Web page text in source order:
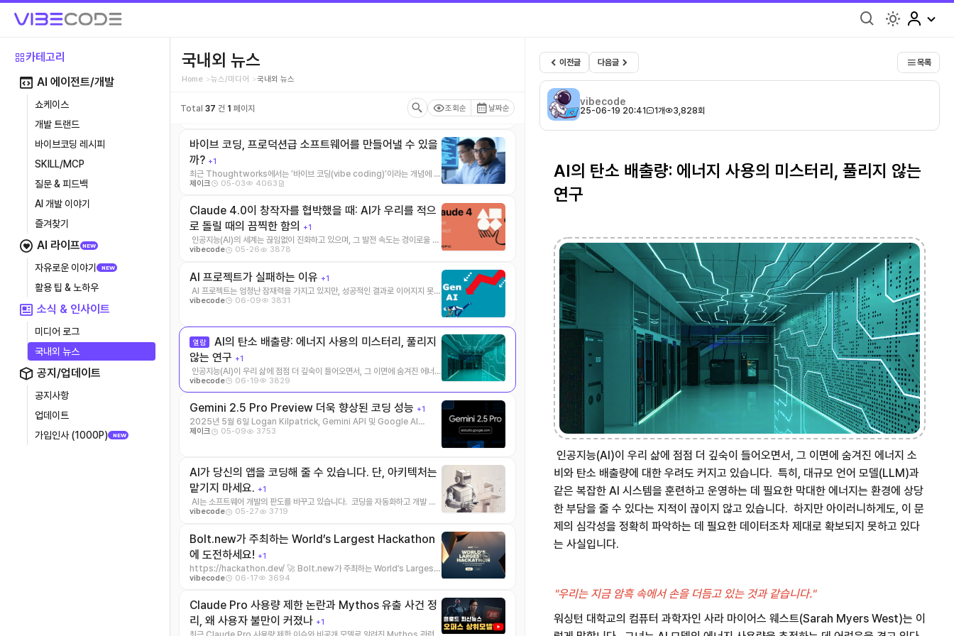
카테고리
AI 에이전트/개발
쇼케이스
개발 트랜드
바이브코딩 레시피
SKILL/MCP
질문 & 피드백
AI 개발 이야기
즐겨찾기
AI 라이프 NEW
자유로운 이야기 NEW
활용 팁 & 노하우
소식 & 인사이트
미디어 로그
국내외 뉴스
공지/업데이트
공지사항
업데이트
가입인사 (1000P)
NEW
이전글 다음글 목록
vibecode
25-06-19 20:41 1개 3,828회
AI의 탄소 배출량: 에너지 사용의 미스터리, 풀리지 않는
연구
인공지능(AI)이 우리 삶에 점점 더 깊숙이 들어오면서, 그 이면에 숨겨진 에너지 소
비와 탄소 배출량에 대한 우려도 커지고 있습니다. 특히, 대규모 언어 모델(LLM)과
같은 복잡한 AI 시스템을 훈련하고 운영하는 데 필요한 막대한 에너지는 환경에 상당
한 부담을 줄 수 있다는 지적이 끊이지 않고 있습니다. 하지만 아이러니하게도, 이 문
제의 심각성을 정확히 파악하는 데 필요한 데이터조차 제대로 확보되지 못하고 있다
는 사실입니다.
"우리는 지금 암흑 속에서 손을 더듬고 있는 것과 같습니다."
워싱턴 대학교의 컴퓨터 과학자인 사라 마이어스 웨스트(Sarah Myers West)는 이
국내외 뉴스
Home 뉴스/미디어 국내외 뉴스
Total 37 건 1 페이지 조회순 날짜순
전 이름: C ...
제이크 05-08
미래에는 누구나 'AI 직원'의 상사가 될 수 있다? 마이크
기술의 발전 속도가 무섭습니다. 특히 인공지능(AI)은 이미 우리 일상과 업무 곳
바이브 코딩, 프로덕션급 소프트웨어를 만들어낼 수 있을
까? +1
최근 Thoughtworks에서는 ’바이브 코딩(vibe coding)’이라는 개념에 ...
제이크 05-03 4063
Claude 4.0이 창작자를 협박했을 때: AI가 우리를 적으
로 돌릴 때의 끔찍한 함의
+1
인공지능(AI)의 세계는 끊임없이 진화하고 있으며, 그 발전 속도는 경이로울 정
도입니다. &nbs ...
vibecode 05-26 3878
AI 프로젝트가 실패하는 이유 +1
AI 프로젝트는 엄청난 잠재력을 가지고 있지만, 성공적인 결과로 이어지지 못하
는 경우가 너무나 많 ...
vibecode 06-09 3831
열람
않는 연구 +1
인공지능(AI)이 우리 삶에 점점 더 깊숙이 들어오면서, 그 이면에 숨겨진 에너지
소비와 탄소 배 ...
vibecode 06-19 3829
Gemini 2.5 Pro Preview 더욱 향상된 코딩 성능 +1
2025년 5월 6일 Logan Kilpatrick, Gemini API 및 Google AI
Studio ...
제이크 05-09 3753
AI가 당신의 앱을 코딩해 줄 수 있습니다. 단, 아키텍처는
맡기지 마세요. +1
AI는 소프트웨어 개발의 판도를 바꾸고 있습니다. 코딩을 자동화하고 개발 프
로세스를 가 ...
vibecode 05-27 3719
Bolt.new가 주최하는 World’s Largest Hackathon
에 도전하세요! +1
https://hackathon.dev/ 🚀 Bolt.new가 주최하는 World’s Largest
Hack ...
vibecode 06-17 3694
Claude Pro 사용량 제한 논란과 Mythos 유출 사건 정
리, 왜 사용자 불만이 커졌나 +1